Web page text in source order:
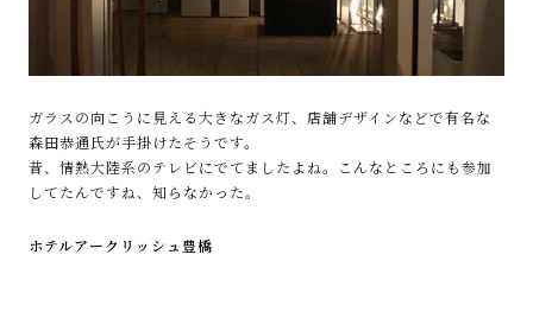
ガラスの向こうに見える大きなガス灯、店舗デザインなどで有名な
森田恭通氏が手掛けたそうです。
昔、情熱大陸系のテレビにでてましたよね。こんなところにも参加
してたんですね、知らなかった。
ホテルアークリッシュ豊橋